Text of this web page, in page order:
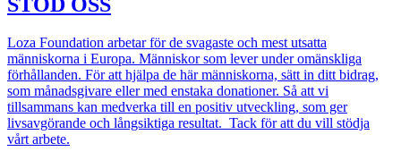
Loza Foundation arbetar för de svagaste och mest utsatta
människorna i Europa. Människor som lever under omänskliga
förhållanden. För att hjälpa de här människorna, sätt in ditt bidrag,
som månadsgivare eller med enstaka donationer. Så att vi
tillsammans kan medverka till en positiv utveckling, som ger
livsavgörande och långsiktiga resultat. Tack för att du vill stödja
vårt arbete.